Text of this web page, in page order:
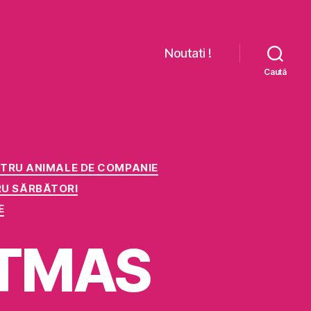
Noutati !
Caută
ANIMALE DE COMPANIE
SĂRBĂTORI